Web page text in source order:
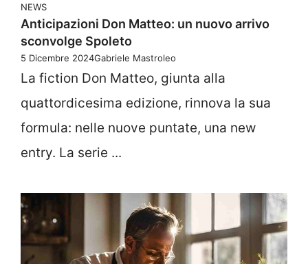
NEWS
Anticipazioni Don Matteo: un nuovo arrivo
sconvolge Spoleto
5 Dicembre 2024Gabriele Mastroleo
La fiction Don Matteo, giunta alla
quattordicesima edizione, rinnova la sua
formula: nelle nuove puntate, una new
entry. La serie ...